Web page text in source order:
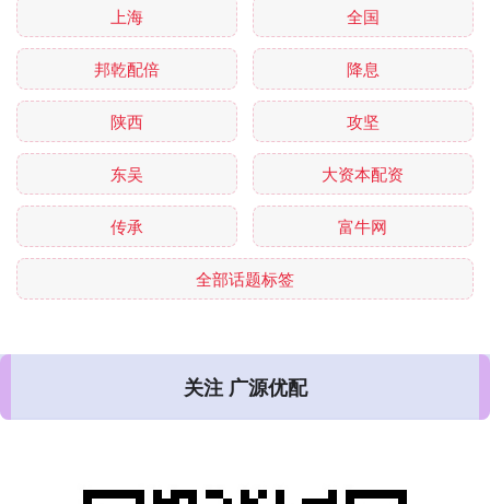
上海 全国
邦乾配倍 降息
陕西 攻坚
东吴 大资本配资
传承 富牛网
全部话题标签
关注 广源优配